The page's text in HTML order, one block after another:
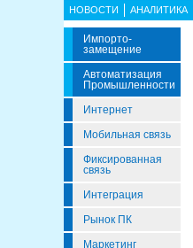
НОВОСТИ АНАЛИТИКА
Импорто­
Замещение
Автоматизация
Промышленности
Интернет
Мобильная связь
Фиксированная
связь
Интеграция
Рынок ПК
Маркетинг